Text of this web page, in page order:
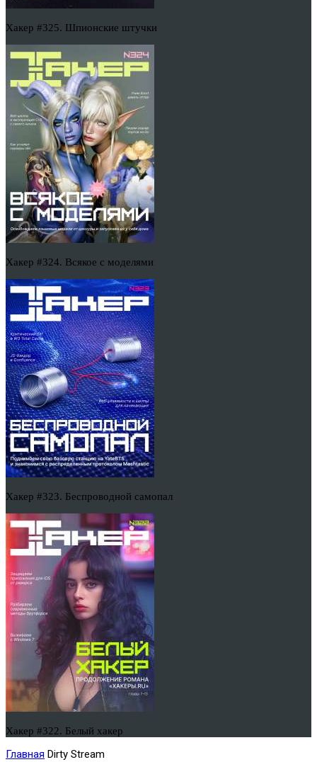
Хакер #325. Шпионские штучки
Хакер #324. Всякое с моделями
Хакер #323. Беспроводной самопал
Хакер #322. Белый хакер
Главная Dirty Stream